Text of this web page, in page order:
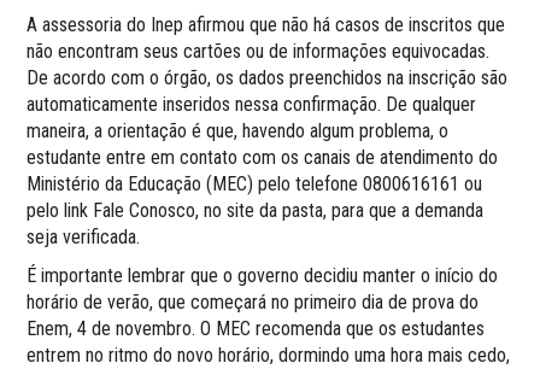
A assessoria do Inep afirmou que não há casos de inscritos que
não encontram seus cartões ou de informações equivocadas.
De acordo com o órgão, os dados preenchidos na inscrição são
automaticamente inseridos nessa confirmação. De qualquer
maneira, a orientação é que, havendo algum problema, o
estudante entre em contato com os canais de atendimento do
Ministério da Educação (MEC) pelo telefone 0800616161 ou
pelo link Fale Conosco, no site da pasta, para que a demanda
seja verificada.
É importante lembrar que o governo decidiu manter o início do
horário de verão, que começará no primeiro dia de prova do
Enem, 4 de novembro. O MEC recomenda que os estudantes
entrem no ritmo do novo horário, dormindo uma hora mais cedo,